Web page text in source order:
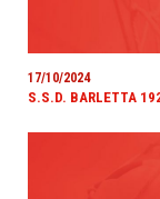
17/10/2024
S.S.D. BARLETTA